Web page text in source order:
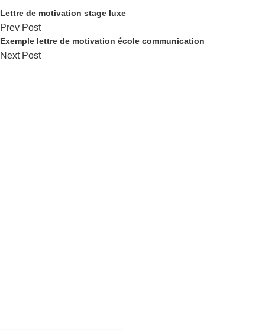
Lettre de motivation stage luxe
Prev Post
Exemple lettre de motivation école communication
Next Post